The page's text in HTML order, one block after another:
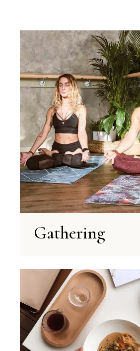
Gathering